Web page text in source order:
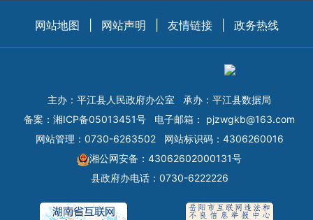
网站地图 网站声明 友情链接 政务热线
主办：平江县人民政府办公室
承办：平江县数据局
备案： 湘ICP备05013451号 电子邮箱： pjzwgkb@163.com
网站管理：0730-6263502
网站标识码：4306260016
湘公网安备：43062602000131号
县政府办电话：0730-6222226